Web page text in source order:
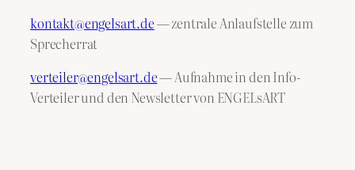
kontakt@engelsart.de— zentrale Anlaufstelle zum
Sprecherrat
verteiler@engelsart.de— Aufnahme in den Info-
Verteiler und den Newsletter von ENGELsART